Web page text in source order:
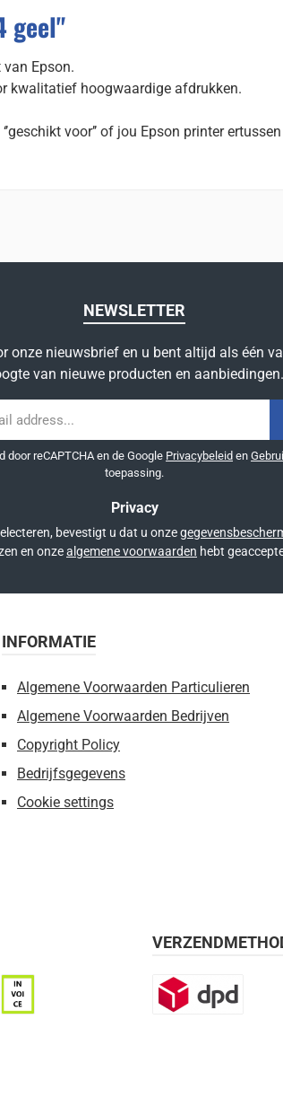
geel"
Epson.
kwalitatief hoogwaardige afdrukken.
voor’’ of jou Epson printer
NEWSLETTER
onze nieuwsbrief en u bent altijd als één
van nieuwe producten en aanbiedingen.
reCAPTCHA en de Google Privacybeleid en
toepassing.
Privacy
bevestigt u dat u onze
en onzealgemene voorwaarden hebt
INFORMATIE
Algemene Voorwaarden Particulieren
Algemene Voorwaarden Bedrijven
Copyright Policy
Bedrijfsgegevens
Cookie settings